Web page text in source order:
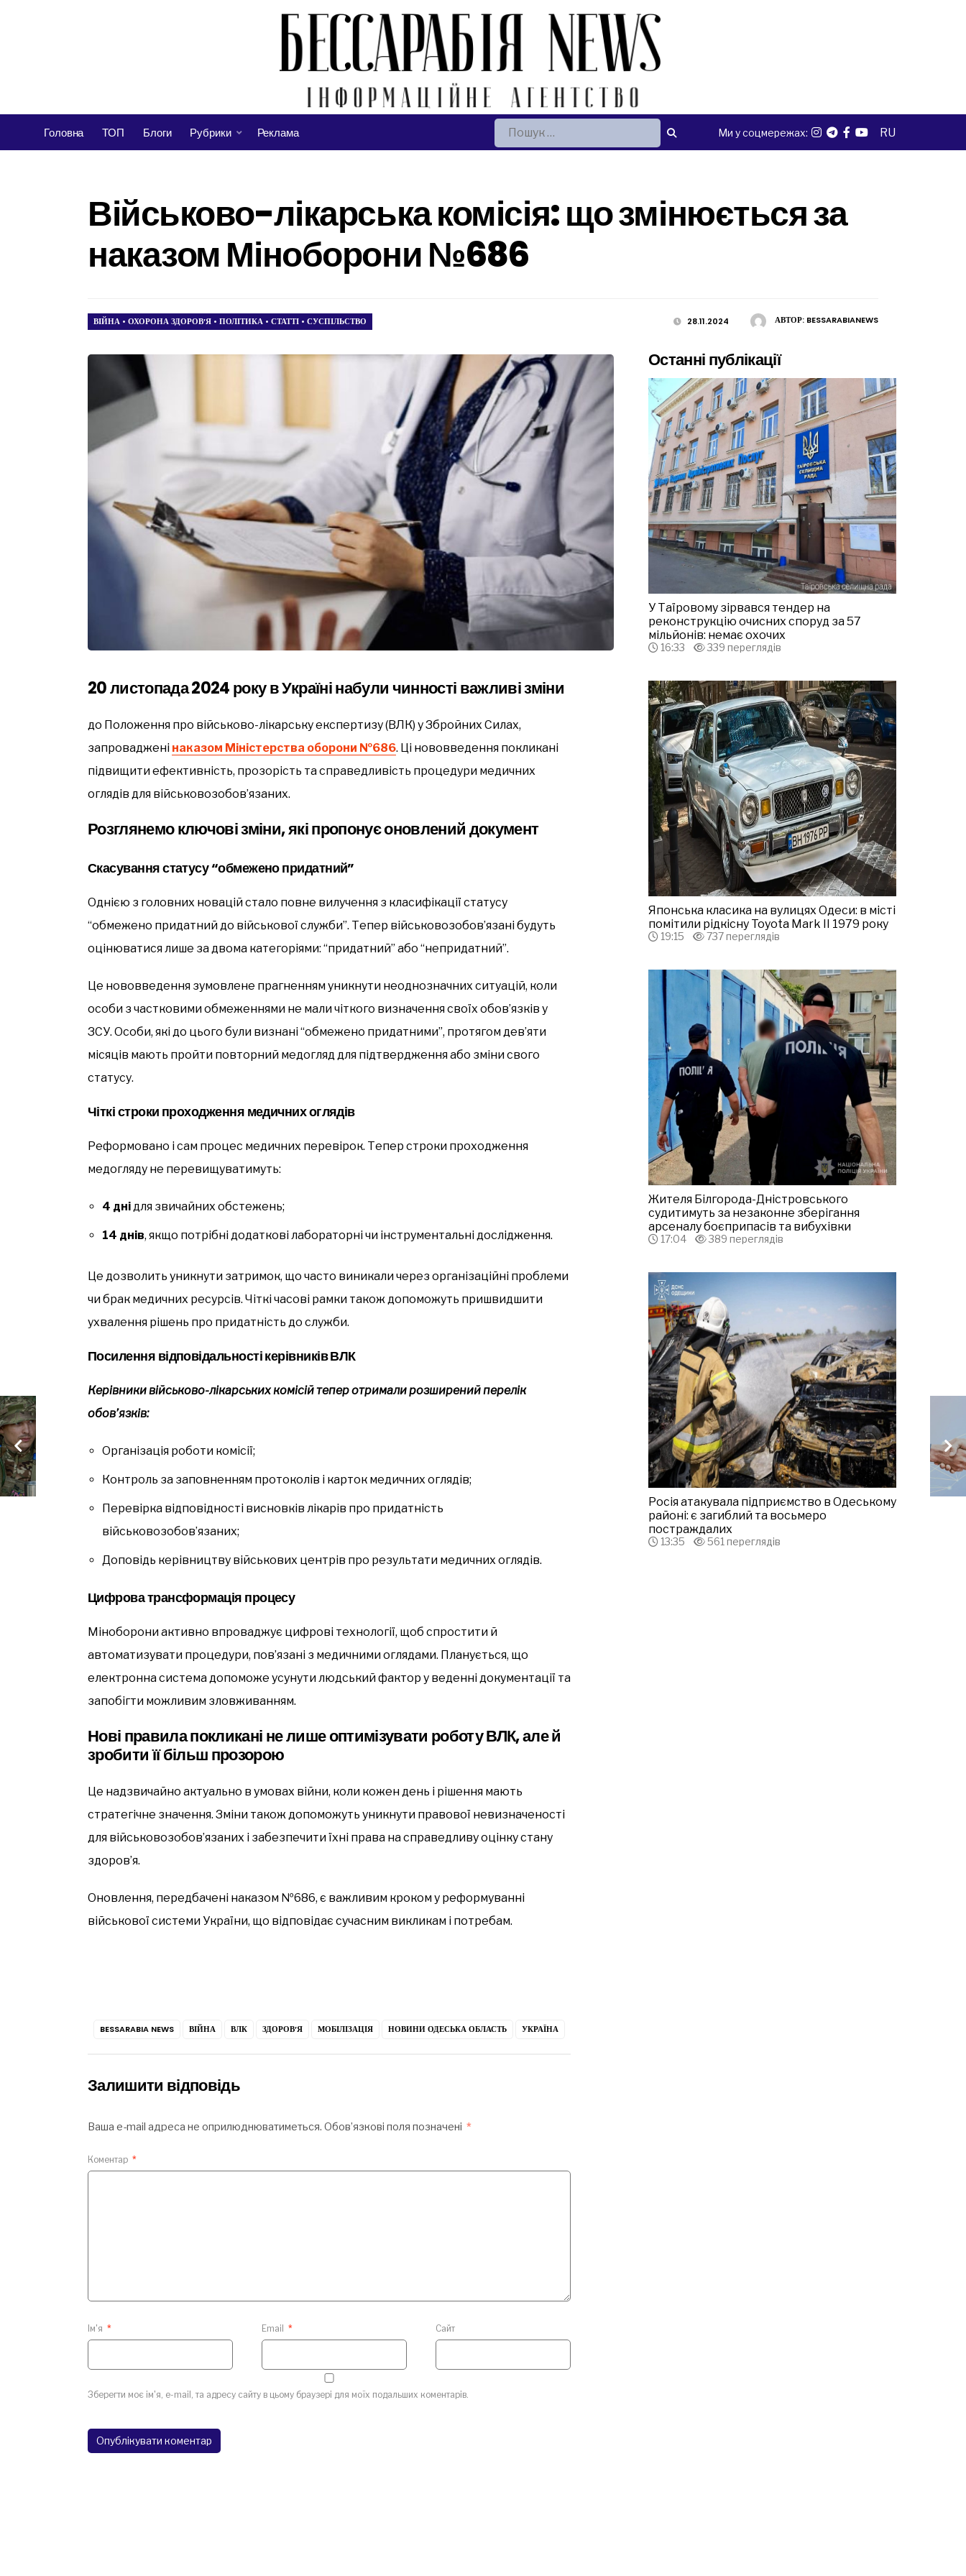
Головна ТОП Блоги Рубрики Реклама Пошук: Ми у соцмережах: RU
Військово-лікарська комісія: що змінюється за
наказом Міноборони №686
АВТОР: BESSARABIANEWS
28.11.2024
ВІЙНА • ОХОРОНА ЗДОРОВ’Я • ПОЛІТИКА • СТАТТІ • СУСПІЛЬСТВО
20 листопада 2024 року в Україні набули чинності важливі зміни
до Положення про військово-лікарську експертизу (ВЛК) у Збройних Силах,
запроваджені наказом Міністерства оборони №686. Ці нововведення покликані
підвищити ефективність, прозорість та справедливість процедури медичних
оглядів для військовозобов’язаних.
Розглянемо ключові зміни, які пропонує оновлений документ
Скасування статусу “обмежено придатний”
Однією з головних новацій стало повне вилучення з класифікації статусу
“обмежено придатний до військової служби”. Тепер військовозобов’язані будуть
оцінюватися лише за двома категоріями: “придатний” або “непридатний”.
Це нововведення зумовлене прагненням уникнути неоднозначних ситуацій, коли
особи з частковими обмеженнями не мали чіткого визначення своїх обов’язків у
ЗСУ. Особи, які до цього були визнані “обмежено придатними”, протягом дев’яти
місяців мають пройти повторний медогляд для підтвердження або зміни свого
статусу.
Чіткі строки проходження медичних оглядів
Реформовано і сам процес медичних перевірок. Тепер строки проходження
медогляду не перевищуватимуть:
4 днідля звичайних обстежень;
14 днів, якщо потрібні додаткові лабораторні чи інструментальні дослідження.
Це дозволить уникнути затримок, що часто виникали через організаційні проблеми
чи брак медичних ресурсів. Чіткі часові рамки також допоможуть пришвидшити
ухвалення рішень про придатність до служби.
Посилення відповідальності керівників ВЛК
Керівники військово-лікарських комісій тепер отримали розширений перелік
обов’язків:
Організація роботи комісії;
Контроль за заповненням протоколів і карток медичних оглядів;
Перевірка відповідності висновків лікарів про придатність
військовозобов’язаних;
Доповідь керівництву військових центрів про результати медичних оглядів.
Цифрова трансформація процесу
Міноборони активно впроваджує цифрові технології, щоб спростити й
автоматизувати процедури, пов’язані з медичними оглядами. Планується, що
електронна система допоможе усунути людський фактор у веденні документації та
запобігти можливим зловживанням.
Нові правила покликані не лише оптимізувати роботу ВЛК, але й
зробити її більш прозорою
Це надзвичайно актуально в умовах війни, коли кожен день і рішення мають
стратегічне значення. Зміни також допоможуть уникнути правової невизначеності
для військовозобов’язаних і забезпечити їхні права на справедливу оцінку стану
здоров’я.
Оновлення, передбачені наказом №686, є важливим кроком у реформуванні
військової системи України, що відповідає сучасним викликам і потребам.
BESSARABIA NEWS ВІЙНА ВЛК ЗДОРОВ’Я МОБІЛІЗАЦІЯ НОВИНИ ОДЕСЬКА ОБЛАСТЬ УКРАЇНА
Залишити відповідь
Ваша e-mail адреса не оприлюднюватиметься. Обов’язкові поля позначені *
Коментар *
Ім'я * Email * Сайт
Зберегти моє ім'я, e-mail, та адресу сайту в цьому браузері для моїх подальших коментарів.
Останні публікації
У Таїровому зірвався тендер на
реконструкцію очисних споруд за 57
мільйонів: немає охочих
16:33 339 переглядів
Японська класика на вулицях Одеси: в місті
помітили рідкісну Toyota Mark II 1979 року
19:15 737 переглядів
Жителя Білгорода-Дністровського
судитимуть за незаконне зберігання
арсеналу боєприпасів та вибухівки
17:04 389 переглядів
Росія атакувала підприємство в Одеському
районі: є загиблий та восьмеро
постраждалих
13:35 561 переглядів